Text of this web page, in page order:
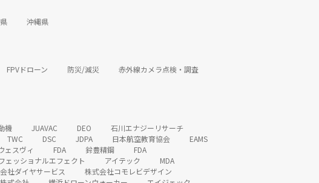
沖縄県
FPVドローン 防災/減災
赤外線カメラ点検・調査
機 JUAVAC DEO
石川エナジーリサーチ
TWC DSC JDPA 日本航空教育協会
EAMS
ェスヴィ FDA 鈴豊精鋼
FDA
ェッショナルエフェクト アイテック
MDA
社ダイヤサービス
株式会社コモレビデザイン